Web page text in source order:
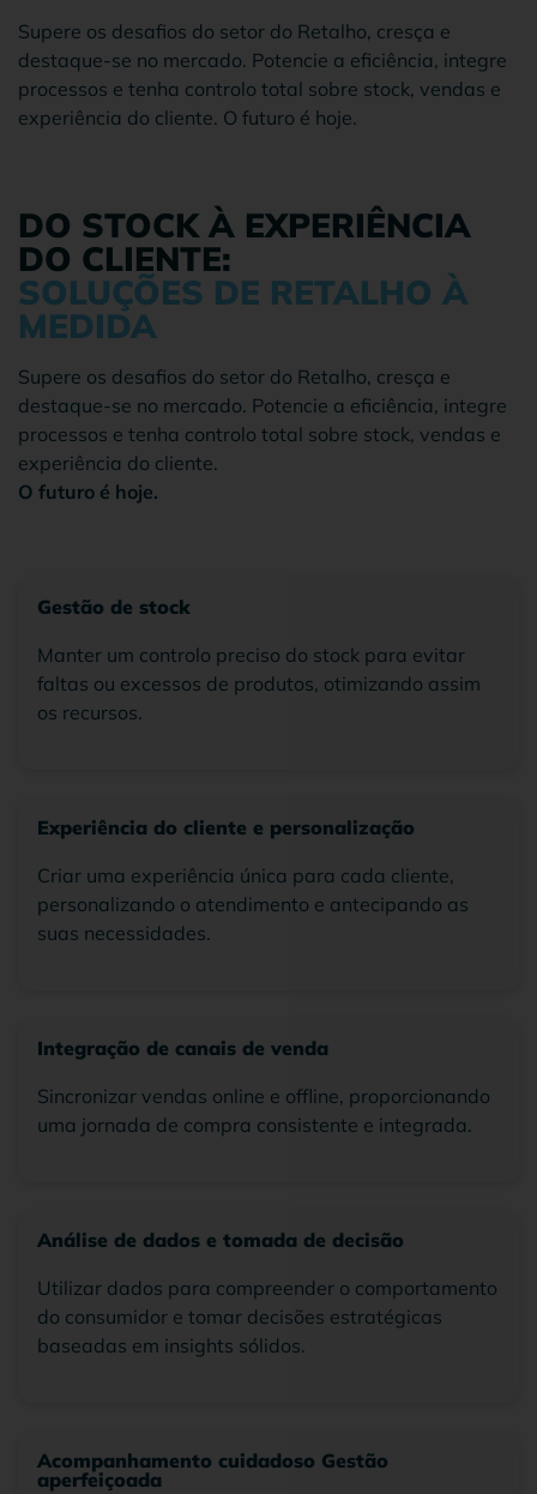
Supere os desafios do setor do Retalho, cresça e
destaque-se no mercado. Potencie a eficiência, integre
processos e tenha controlo total sobre stock, vendas e
experiência do cliente. O futuro é hoje.
DO STOCK À EXPERIÊNCIA
DO CLIENTE:
SOLUÇÕES DE RETALHO À
MEDIDA
Supere os desafios do setor do Retalho, cresça e
destaque-se no mercado. Potencie a eficiência, integre
processos e tenha controlo total sobre stock, vendas e
experiência do cliente.
O futuro é hoje.
Gestão de stock
Manter um controlo preciso do stock para evitar
faltas ou excessos de produtos, otimizando assim
os recursos.
Experiência do cliente e personalização
Criar uma experiência única para cada cliente,
personalizando o atendimento e antecipando as
suas necessidades.
Integração de canais de venda
Sincronizar vendas online e offline, proporcionando
uma jornada de compra consistente e integrada.
Análise de dados e tomada de decisão
Utilizar dados para compreender o comportamento
do consumidor e tomar decisões estratégicas
baseadas em insights sólidos.
Acompanhamento cuidadoso Gestão
aperfeiçoada